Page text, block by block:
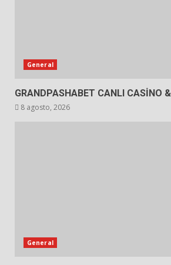
General
GRANDPASHABET CANLI CASİNO
8 agosto, 2026
General